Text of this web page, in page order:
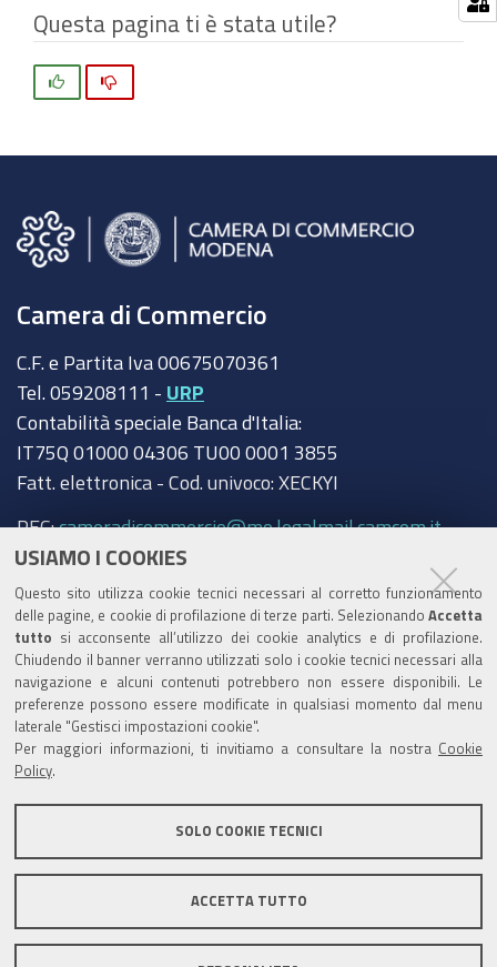
USIAMO I COOKIES
Questo sito utilizza cookie tecnici necessari al corretto funzionamento
delle pagine, e cookie di profilazione di terze parti. Selezionando Accetta
tutto si acconsente all’utilizzo dei cookie analytics e di profilazione.
Chiudendo il banner verranno utilizzati solo i cookie tecnici necessari alla
navigazione e alcuni contenuti potrebbero non essere disponibili. Le
preferenze possono essere modificate in qualsiasi momento dal menu
laterale "Gestisci impostazioni cookie".
Per maggiori informazioni, ti invitiamo a consultare la nostra Cookie
Policy
SOLO COOKIE TECNICI
ACCETTA TUTTO
Questa pagina ti è stata utile?
Camera di Commercio
C.F. e Partita Iva 00675070361
Tel. 059208111 - URP
Contabilità speciale Banca d'Italia:
IT75Q 01000 04306 TU00 0001 3855
Fatt. elettronica - Cod. univoco: XECKYI
PEC:cameradicommercio@mo.legalmail.camcom.it
Trasparenza
Amministrazione trasparente
Albo Camerale
Pubblicità Legale
Area riservata Amministratori
Informativa generale
Informative privacy
Accessibilità
Note legali